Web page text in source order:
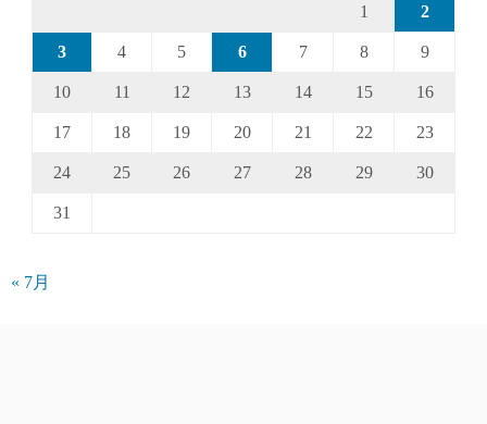
1 2
3 4 5 6 7 8 9
10 11 12 13 14 15 16
17 18 19 20 21 22 23
24 25 26 27 28 29 30
31
« 7月